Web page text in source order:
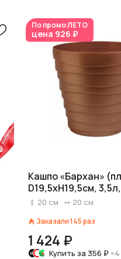
По промоЛЕТО
цена 926 ₽
Кашпо «Бархан»
D19,5xH19,5см,
20 см 20 см
Заказали145раз
1 424 ₽
Купить за356 ₽ ×4